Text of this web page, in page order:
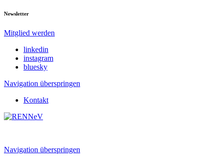
Newsletter
Mitglied werden
linkedin
instagram
bluesky
Navigation überspringen
Kontakt
Navigation überspringen